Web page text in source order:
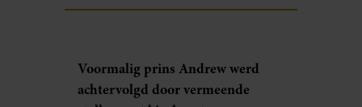
Voormalig prins Andrew werd
achtervolgd door vermeende